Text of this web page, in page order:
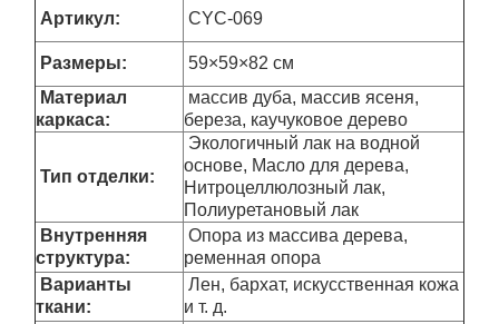
Артикул: CYC-069
Размеры:
59×59×82 см
Материал
каркаса:
массив дуба, массив ясеня,
береза, каучуковое дерево
Тип отделки:
Экологичный лак на водной
основе, Масло для дерева,
Нитроцеллюлозный лак,
Полиуретановый лак
Внутренняя
структура:
Опора из массива дерева,
ременная опора
Варианты
ткани:
Лен, бархат, искусственная кожа
и т. д.